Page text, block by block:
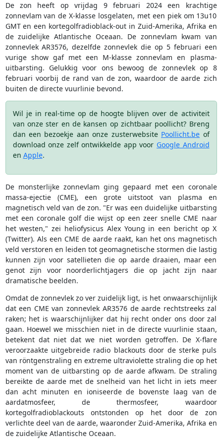
De zon heeft op vrijdag 9 februari 2024 een krachtige
zonnevlam van de X-klasse losgelaten, met een piek om 13u10
GMT en een kortegolfradioblack-out in Zuid-Amerika, Afrika en
de zuidelijke Atlantische Oceaan. De zonnevlam kwam van
zonnevlek AR3576, dezelfde zonnevlek die op 5 februari een
vurige show gaf met een M-klasse zonnevlam en plasma-
uitbarsting. Gelukkig voor ons bewoog de zonnevlek op 8
februari voorbij de rand van de zon, waardoor de aarde zich
buiten de directe vuurlinie bevond.
Wil je in real-time op de hoogte blijven over de activiteit
van onze ster en de kansen op zichtbaar poollicht? Breng
dan een bezoekje aan onze zusterwebsite Poollicht.be of
download onze zelf ontwikkelde app voor Google Android
en Apple.
De monsterlijke zonnevlam ging gepaard met een coronale
massa-ejectie (CME), een grote uitstoot van plasma en
magnetisch veld van de zon. "Er was een duidelijke uitbarsting
met een coronale golf die wijst op een zeer snelle CME naar
het westen," zei heliofysicus Alex Young in een bericht op X
(Twitter). Als een CME de aarde raakt, kan het ons magnetisch
veld verstoren en leiden tot geomagnetische stormen die lastig
kunnen zijn voor satellieten die op aarde draaien, maar een
genot zijn voor noorderlichtjagers die op jacht zijn naar
dramatische beelden.
Omdat de zonnevlek zo ver zuidelijk ligt, is het onwaarschijnlijk
dat een CME van zonnevlek AR3576 de aarde rechtstreeks zal
raken; het is waarschijnlijker dat hij recht onder ons door zal
gaan. Hoewel we misschien niet in de directe vuurlinie staan,
betekent dat niet dat we niet worden getroffen. De X-flare
veroorzaakte uitgebreide radio blackouts door de sterke puls
van röntgenstraling en extreme ultraviolette straling die op het
moment van de uitbarsting op de aarde afkwam. De straling
bereikte de aarde met de snelheid van het licht in iets meer
dan acht minuten en ioniseerde de bovenste laag van de
aardatmosfeer, de thermosfeer, waardoor
kortegolfradioblackouts ontstonden op het door de zon
verlichte deel van de aarde, waaronder Zuid-Amerika, Afrika en
de zuidelijke Atlantische Oceaan.